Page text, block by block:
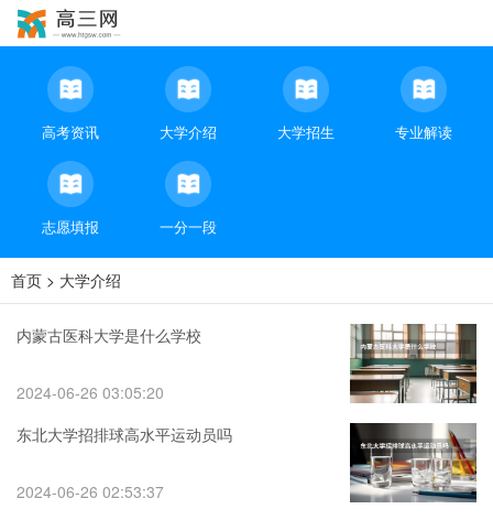
高考资讯 大学介绍 大学招生 专业解读
志愿填报 一分一段
首页 > 大学介绍
内蒙古医科大学是什么学校
2024-06-26 03:05:20
东北大学招排球高水平运动员吗
2024-06-26 02:53:37